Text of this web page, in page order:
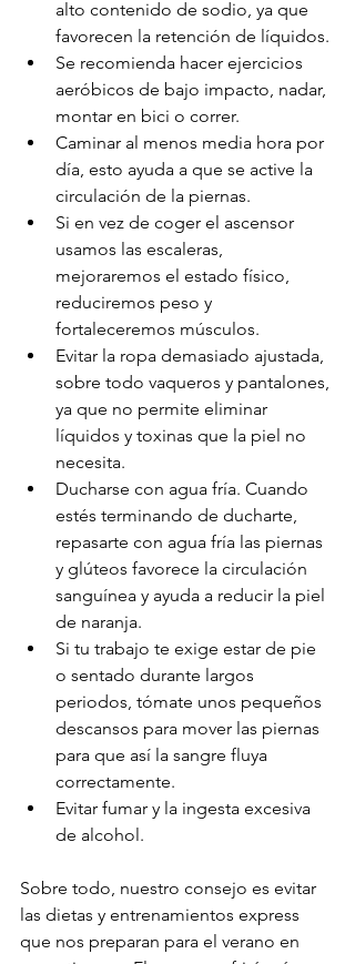
alto contenido de sodio, ya que
favorecen la retención de líquidos.
Se recomienda hacer ejercicios
aeróbicos de bajo impacto, nadar,
montar en bici o correr.
Caminar al menos media hora por
día, esto ayuda a que se active la
circulación de la piernas.
Si en vez de coger el ascensor
usamos las escaleras,
mejoraremos el estado físico,
reduciremos peso y
fortaleceremos músculos.
Evitar la ropa demasiado ajustada,
sobre todo vaqueros y pantalones,
ya que no permite eliminar
líquidos y toxinas que la piel no
necesita.
Ducharse con agua fría. Cuando
estés terminando de ducharte,
repasarte con agua fría las piernas
y glúteos favorece la circulación
sanguínea y ayuda a reducir la piel
de naranja.
Si tu trabajo te exige estar de pie
o sentado durante largos
periodos, tómate unos pequeños
descansos para mover las piernas
para que así la sangre fluya
correctamente.
Evitar fumar y la ingesta excesiva
de alcohol.
Sobre todo, nuestro consejo es evitar
las dietas y entrenamientos express
que nos preparan para el verano en